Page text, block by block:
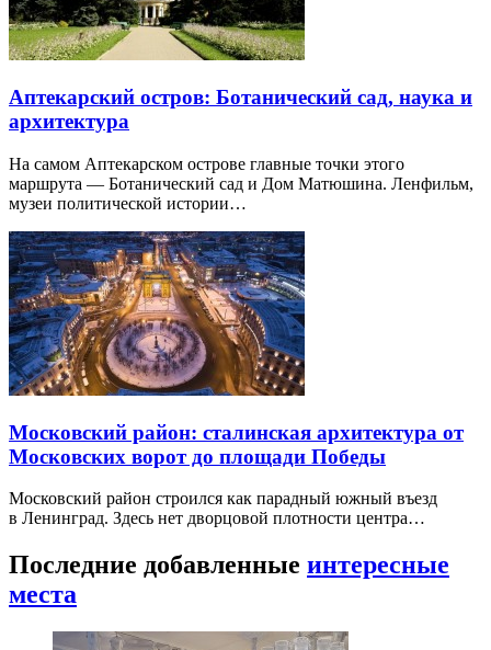
Аптекарский остров: Ботанический сад, наука и
архитектура
На самом Аптекарском острове главные точки этого
маршрута — Ботанический сад и Дом Матюшина. Ленфильм,
музеи политической истории…
Московский район: сталинская архитектура от
Московских ворот до площади Победы
Московский район строился как парадный южный въезд
в Ленинград. Здесь нет дворцовой плотности центра…
Последние добавленные интересные
места